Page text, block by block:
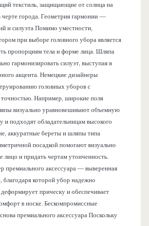
текстиль, защищающие от солнца на
черте города. Геометрия гармонии —
и силуэта Помимо уместности,
при выборе головного убора является
пропорциям тела и форме лица. Шляпа
гармонизировать силуэт, выступая в
акцента. Немецкие дизайнеры
головных уборов с
точностью. Например, широкие поля
визуально уравновешивают объемную
подходят обладательницам высокого
аккуратные береты и шляпы типа
посадкой помогают визуально
лицо и придать чертам утонченность.
премиального аксессуара — выверенная
благодаря которой убор надежно
прическу и обеспечивает
в носке. Бескомпромиссные
премиального аксессуара Поскольку